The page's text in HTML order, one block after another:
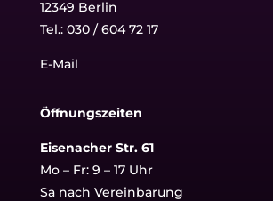
12349 Berlin
Tel.: 030 / 604 72 17
E-Mail
Öffnungszeiten
Eisenacher Str. 61
Mo – Fr: 9 – 17 Uhr
Sa nach Vereinbarung